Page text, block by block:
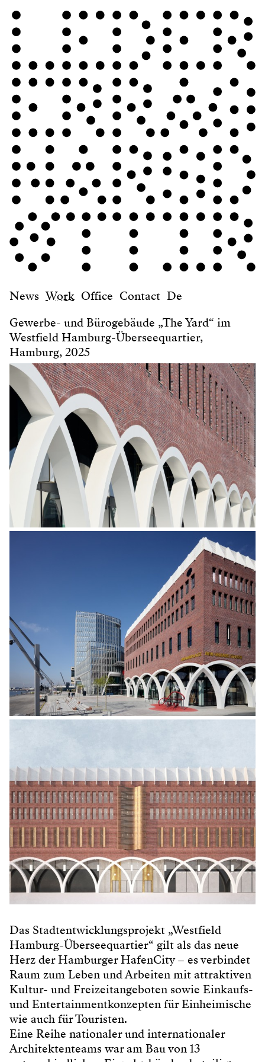
News Work Office Contact De
Gewerbe- und Bürogebäude „The Yard“ im
Westfield Hamburg-Überseequartier,
Hamburg, 2025
Das Stadtentwicklungsprojekt „Westfield
Hamburg-Überseequartier“ gilt als das neue
Herz der Hamburger HafenCity – es verbindet
Raum zum Leben und Arbeiten mit attraktiven
Kultur- und Freizeitangeboten sowie Einkaufs-
und Entertainmentkonzepten für Einheimische
wie auch für Touristen.
Eine Reihe nationaler und internationaler
Architektenteams war am Bau von 13